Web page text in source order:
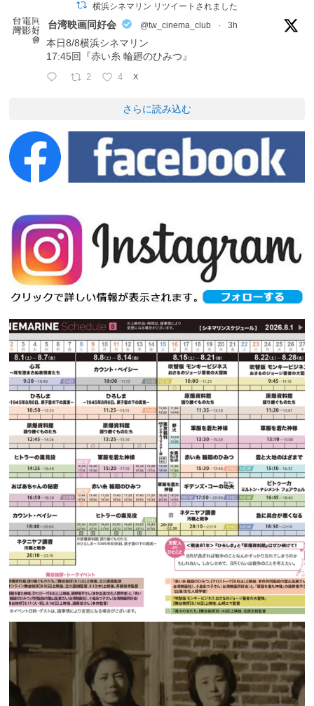
横浜シネマリン リツイートされました
台湾映画同好会 @tw_cinema_club · 3h
本日8/8横浜シネマリン
17:45回『赤い糸 輪廻のひみつ』
2 4 X
さらに読み込む